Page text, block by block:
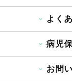
よく
病児
お問